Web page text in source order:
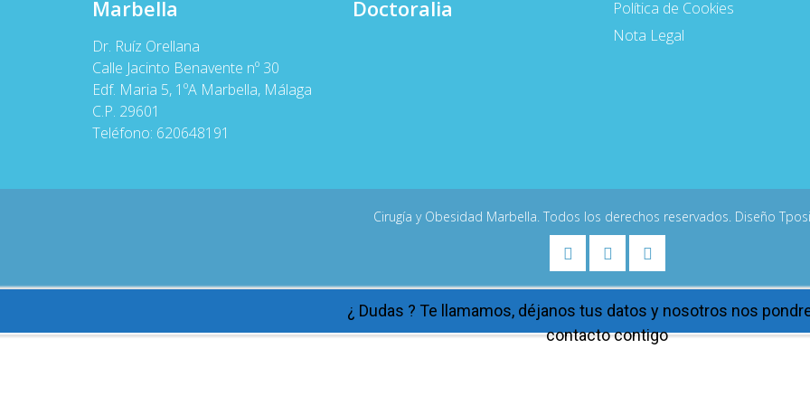
Marbella
Dr. Ruíz Orellana
Calle Jacinto Benavente nº 30
Edf. Maria 5, 1ºA Marbella, Málaga
C.P. 29601
Teléfono: 620648191
Doctoralia
Política de Cookies
Nota Legal
Cirugía y Obesidad Marbella. Todos los derechos reservados. Diseño
¿ Dudas ? Te llamamos, déjanos tus datos y nosotros nos
contacto contigo